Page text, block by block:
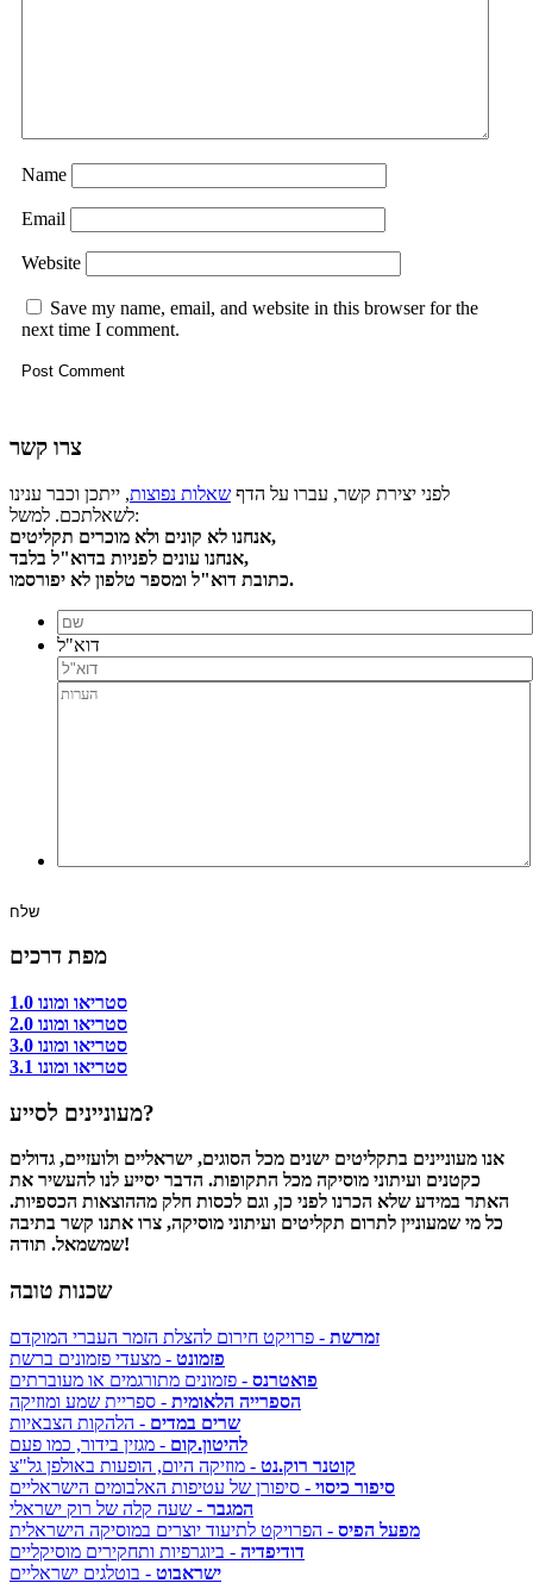
Name
Email
Website
Save my name, email, and website in this browser for the
next time I comment.
צרו קשר
לפני יצירת קשר, עברו על הדף שאלות נפוצות, ייתכן וכבר ענינו
לשאלתכם. למשל:
אנחנו לא קונים ולא מוכרים תקליטים,
אנחנו עונים לפניות בדוא"ל בלבד,
כתובת דוא"ל ומספר טלפון לא יפורסמו.
דוא"ל
מפת דרכים
סטריאו ומונו 1.0
סטריאו ומונו 2.0
סטריאו ומונו 3.0
סטריאו ומונו 3.1
מעוניינים לסייע?
אנו מעוניינים בתקליטים ישנים מכל הסוגים, ישראליים ולועזיים, גדולים
כקטנים ועיתוני מוסיקה מכל התקופות. הדבר יסייע לנו להעשיר את
האתר במידע שלא הכרנו לפני כן, וגם לכסות חלק מההוצאות הכספיות.
כל מי שמעוניין לתרום תקליטים ועיתוני מוסיקה, צרו אתנו קשר בתיבה
שמשמאל. תודה!
שכנות טובה
זמרשת - פרויקט חירום להצלת הזמר העברי המוקדם
פזמונט - מצעדי פזמונים ברשת
פואטרנס - פזמונים מתורגמים או מעוברתים
הספרייה הלאומית - ספריית שמע ומוזיקה
שרים במדים - הלהקות הצבאיות
להיטון.קום - מגזין בידור, כמו פעם
קוטנר רוק.נט - מוזיקה היום, הופעות באולפן גל"צ
סיפור כיסוי - סיפורן של עטיפות האלבומים הישראליים
המגבר - שעה קלה של רוק ישראלי
מפעל הפיס - הפרויקט לתיעוד יוצרים במוסיקה הישראלית
דודיפדיה - ביוגרפיות ותחקירים מוסיקליים
ישראבוט - בוטלגים ישראליים